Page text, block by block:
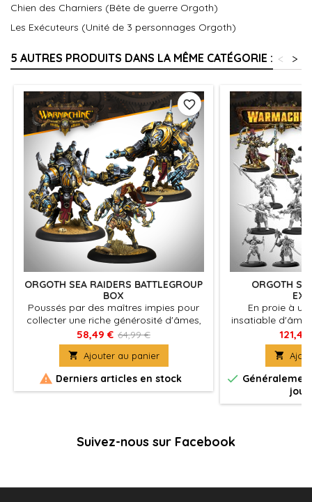
Chien des Charniers (Bête de guerre Orgoth)
Les Exécuteurs (Unité de 3 personnages Orgoth)
5 AUTRES PRODUITS DANS LA MÊME CATÉGORIE : >
<
ORGOTH SEA RAIDERS BATTLEGROUP
BOX
Poussés par des maîtres impies pour
collecter une riche générosité d'âmes,
les légendaires Orgoth Sea Raiders sont
sortis des pages de l'histoire et sont
revenus une fois de plus pour conquérir
les Royaumes de Fer.
58,49 € 64,99 €
 Ajouter au panier
 Derniers articles en stock
favorite_border
ORGOTH
En proie à
insatiable
se mettent en
gloire
mais à la
immortelle


Suivez-nous sur Facebook